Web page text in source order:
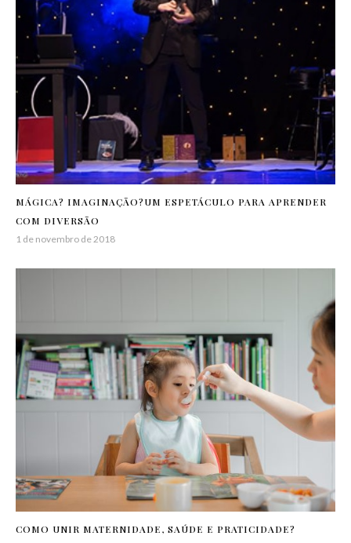
MÁGICA? IMAGINAÇÃO?UM ESPETÁCULO PARA APRENDER
COM DIVERSÃO
1 de novembro de 2018
COMO UNIR MATERNIDADE, SAÚDE E PRATICIDADE?